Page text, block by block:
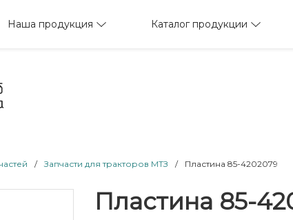
Наша продукция Каталог продукции
/ Запчасти для тракторов МТЗ / Пластина 85-4202079
Пластина 85-